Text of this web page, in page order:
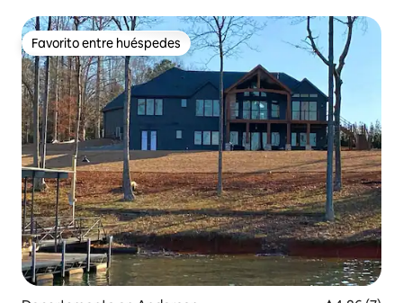
Favorito entre huéspedes
Favorito entre huéspedes